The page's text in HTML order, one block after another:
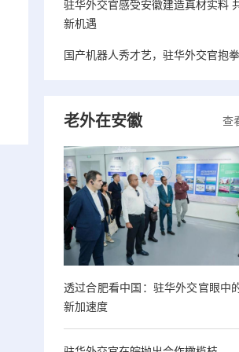
驻华外交官感受安徽建造真材实料
新机遇
国产机器人秀才艺，驻华外交官抱拳
查
老外在安徽
透过合肥看中国：驻华外交官眼中
新加速度